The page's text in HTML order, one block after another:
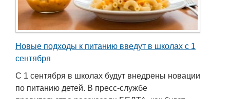
Новые подходы к питанию введут в школах с 1
сентября
С 1 сентября в школах будут внедрены новации
по питанию детей. В пресс-службе